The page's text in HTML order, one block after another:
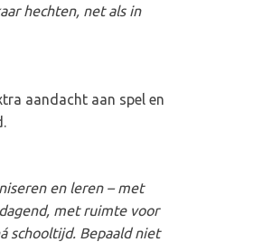
hechten, net als in
aandacht aan spel en
en leren – met
met ruimte voor
schooltijd. Bepaald niet